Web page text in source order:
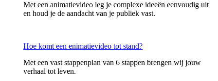
Met een animatievideo leg je complexe ideeën eenvoudig uit
en houd je de aandacht van je publiek vast.
Hoe komt een enimatievideo tot stand?
Met een vast stappenplan van 6 stappen brengen wij jouw
verhaal tot leven.